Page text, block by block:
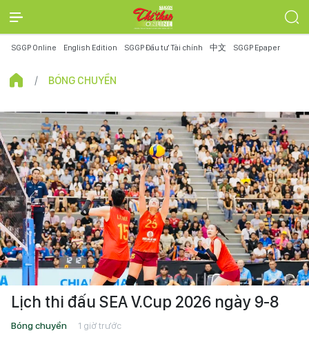
SGGP Online English Edition SGGP Đầu tư Tài chính 中文 SGGP Epaper
BÓNG CHUYỀN
Lịch thi đấu SEA V.Cup 2026 ngày 9-8
Bóng chuyền 1 giờ trước